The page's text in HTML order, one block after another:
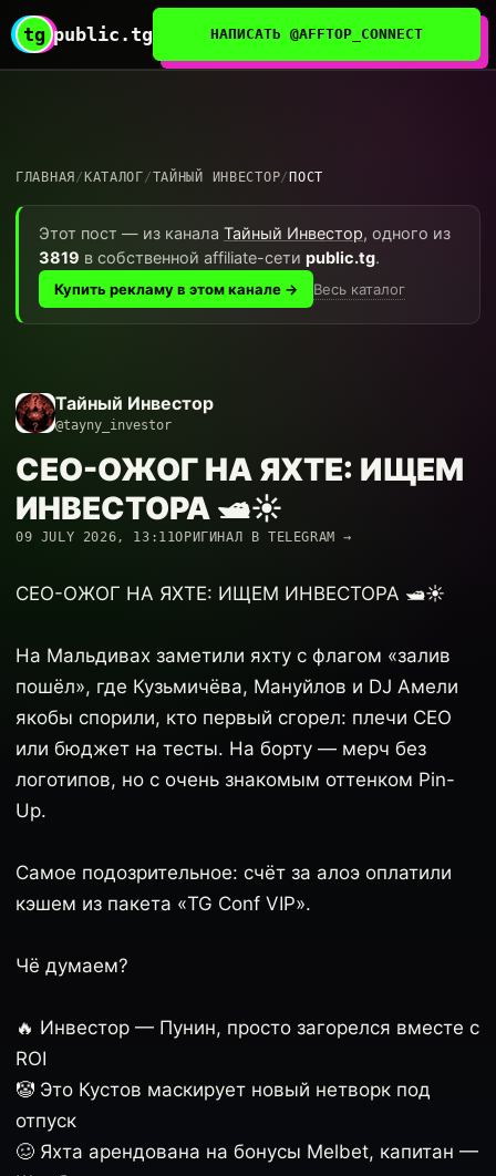
tg public.tg НАПИСАТЬ @AFFTOP_CONNECT
ГЛАВНАЯ / КАТАЛОГ/ТАЙНЫЙ ИНВЕСТОР/ ПОСТ
Этот пост — из канала Тайный Инвестор, одного из
3819 в собственной affiliate-сети public.tg.
Купить рекламу в этом канале → Весь каталог
Тайный Инвестор
@tayny_investor
CEO-ОЖОГ НА ЯХТЕ: ИЩЕМ
ИНВЕСТОРА 🛥️☀️
09 JULY 2026, 13:11ОРИГИНАЛ В TELEGRAM →
CEO-ОЖОГ НА ЯХТЕ: ИЩЕМ ИНВЕСТОРА 🛥️☀️
На Мальдивах заметили яхту с флагом «залив
пошёл», где Кузьмичёва, Мануйлов и DJ Амели
якобы спорили, кто первый сгорел: плечи CEO
или бюджет на тесты. На борту — мерч без
логотипов, но с очень знакомым оттенком Pin-
Up.
Самое подозрительное: счёт за алоэ оплатили
кэшем из пакета «TG Conf VIP».
Чё думаем?
🔥 Инвестор — Пунин, просто загорелся вместе с
ROI
🤡 Это Кустов маскирует новый нетворк под
отпуск
🥴 Яхта арендована на бонусы Melbet, капитан —